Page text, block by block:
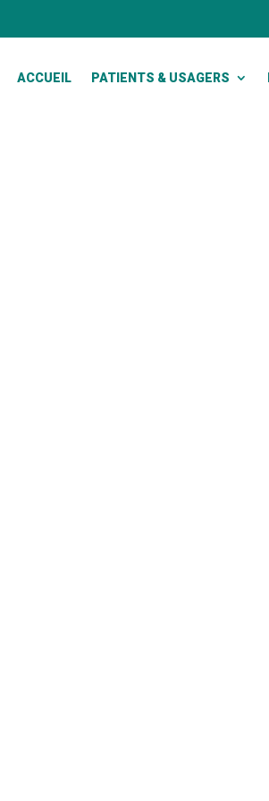
ACCUEIL PATIENTS & USAGERS